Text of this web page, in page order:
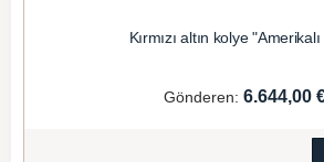
Kırmızı altın kolye
Gönderen: 6.644,00